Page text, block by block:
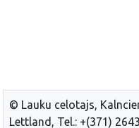
© Lauku celotajs,
Lettland, Tel.: +(371)